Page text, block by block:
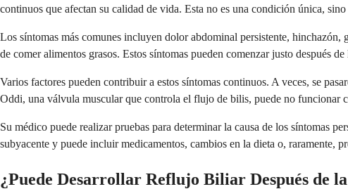
continuos que afectan su calidad de vida. Esta no es una condición única,
Los síntomas más comunes incluyen dolor abdominal persistente, hinchazón,
de comer alimentos grasos. Estos síntomas pueden comenzar justo después
Varios factores pueden contribuir a estos síntomas continuos. A veces, se
Oddi, una válvula muscular que controla el flujo de bilis, puede no funcionar
Su médico puede realizar pruebas para determinar la causa de los síntomas
subyacente y puede incluir medicamentos, cambios en la dieta o, raramente,
¿Puede Desarrollar Reflujo Biliar Después de